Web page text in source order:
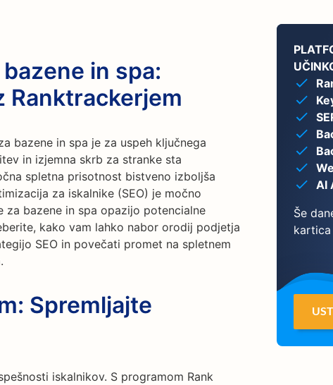
in spa:
Ranktrackerjem
bazene in spa je za uspeh ključnega
in izjemna skrb za stranke sta
spletna prisotnost bistveno izboljša
za iskalnike (SEO) je močno
bazene in spa opazijo potencialne
kako vam lahko nabor orodij podjetja
SEO in povečati promet na spletnem
Spremljajte
iskalnikov. S programom Rank
AI
Še